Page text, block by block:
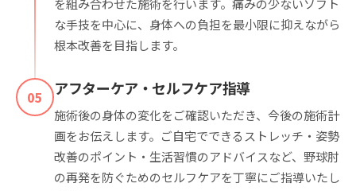
な手技を中心に、身体への負担を最小限に抑えながら
根本改善を目指します。
05 アフターケア・セルフケア指導
施術後の身体の変化をご確認いただき、今後の施術計
画をお伝えします。ご自宅でできるストレッチ・姿勢
改善のポイント・生活習慣のアドバイスなど、野球肘
の再発を防ぐためのセルフケアを丁寧にご指導いたし